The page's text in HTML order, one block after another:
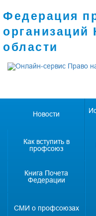
Федерация
организаций
области
Новости
Как вступить в
профсоюз
Книга Почета
Федерации
СМИ о профсоюзах